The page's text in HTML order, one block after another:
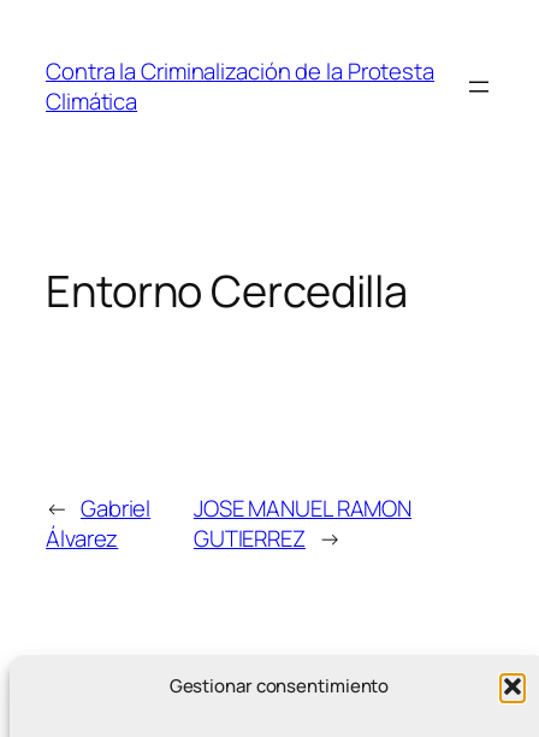
Gestionar consentimiento
contenido
Contra la Criminalización de la Protesta
Climática
Entorno Cercedilla
← Gabriel
Álvarez
JOSE MANUEL RAMON
GUTIERREZ →